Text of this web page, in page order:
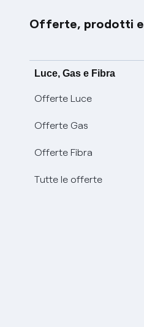
Offerte, prodotti e
Luce, Gas e Fibra
Offerte Luce
Offerte Gas
Offerte Fibra
Tutte le offerte